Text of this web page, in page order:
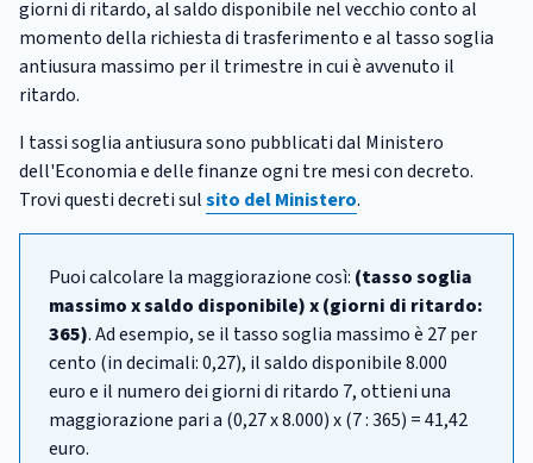
giorni di ritardo, al saldo disponibile nel vecchio conto al
momento della richiesta di trasferimento e al tasso soglia
antiusura massimo per il trimestre in cui è avvenuto il
ritardo.
I tassi soglia antiusura sono pubblicati dal Ministero
dell'Economia e delle finanze ogni tre mesi con decreto.
Trovi questi decreti sulsito del Ministero.
Puoi calcolare la maggiorazione così: (tasso soglia
massimo x saldo disponibile) x (giorni di ritardo:
365). Ad esempio, se il tasso soglia massimo è 27 per
cento (in decimali: 0,27), il saldo disponibile 8.000
euro e il numero dei giorni di ritardo 7, ottieni una
maggiorazione pari a (0,27 x 8.000) x (7 : 365) = 41,42
euro.